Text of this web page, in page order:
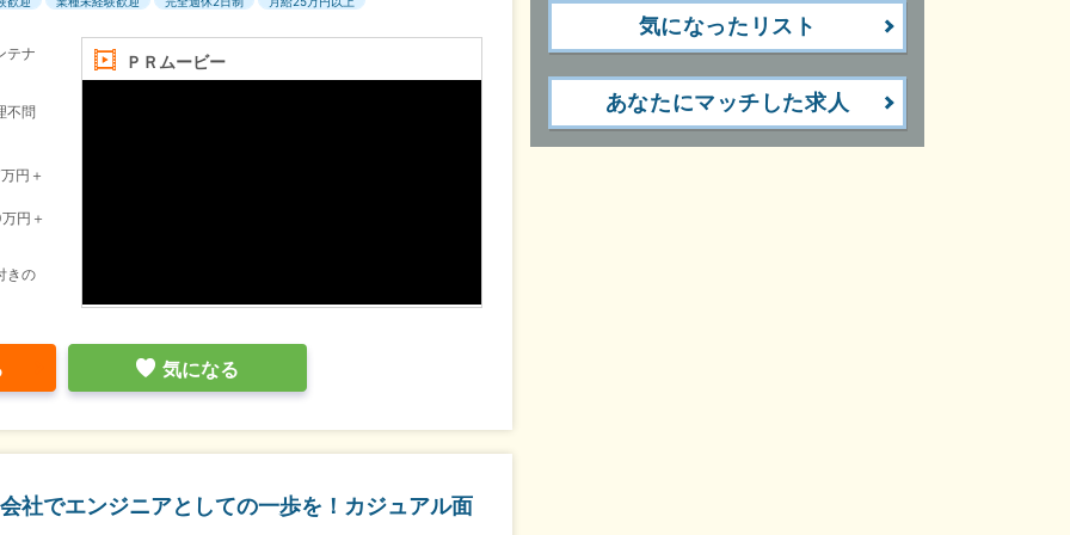
ＰＲムービー
テナ
不問
円＋
円＋
きの
気になる
社でエンジニアとしての一歩を！カジュアル面
気になったリスト
あなたにマッチした求人